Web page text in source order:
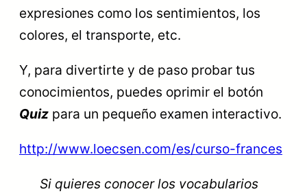
expresiones como los sentimientos, los
colores, el transporte, etc.
Y, para divertirte y de paso probar tus
conocimientos, puedes oprimir el botón
Quiz para un pequeño examen interactivo.
http://www.loecsen.com/es/curso-frances
Si quieres conocer los vocabularios